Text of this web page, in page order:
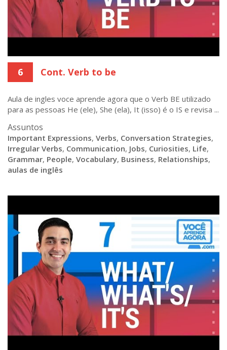
6 Cont. Verb to be
Aula de ingles voce aprende agora que o Verb BE utilizado
para as pessoas He (ele), She (ela), It (isso) é o IS e revisa ...
Assuntos
Important Expressions, Verbs, Conversation Strategies,
Irregular Verbs, Communication, Jobs, Curiosities, Life,
Grammar, People, Vocabulary, Business, Relationships,
aulas de inglês